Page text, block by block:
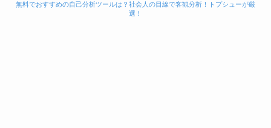
無料でおすすめの自己分析ツールは？社会人の目線で客観分析！トプシューが厳
選！